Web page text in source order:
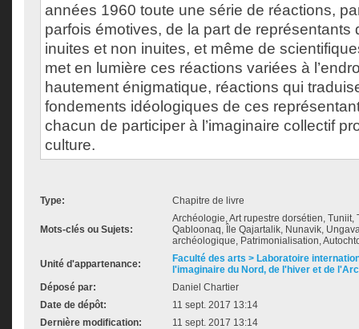
années 1960 toute une série de réactions,
parfois émotives, de la part de représentants
inuites et non inuites, et même de
met en lumière ces réactions variées à
hautement énigmatique, réactions qui
fondements idéologiques de ces
chacun de participer à l’imaginaire collectif
culture.
Type: Chapitre de livre
Mots-clés ou Sujets:
Archéologie, Art rupestre dorsétien, Tuniit,
Qabloonaq, Île Qajartalik, Nunavik,
archéologique, Patrimonialisation,
Unité d'appartenance:
Faculté des arts > Laboratoire
l'imaginaire du Nord, de l'hiver et de
Déposé par:
Daniel Chartier
Date de dépôt:
11 sept. 2017 13:14
Dernière modification:
11 sept. 2017 13:14